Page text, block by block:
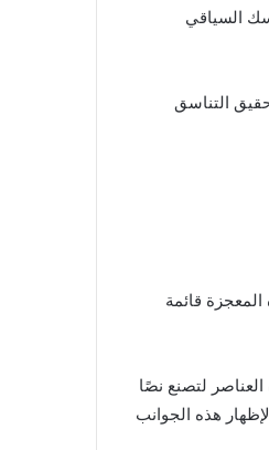
السياقي
التناسق
قائمة
لتصنع نصًا
هذه الجوانب